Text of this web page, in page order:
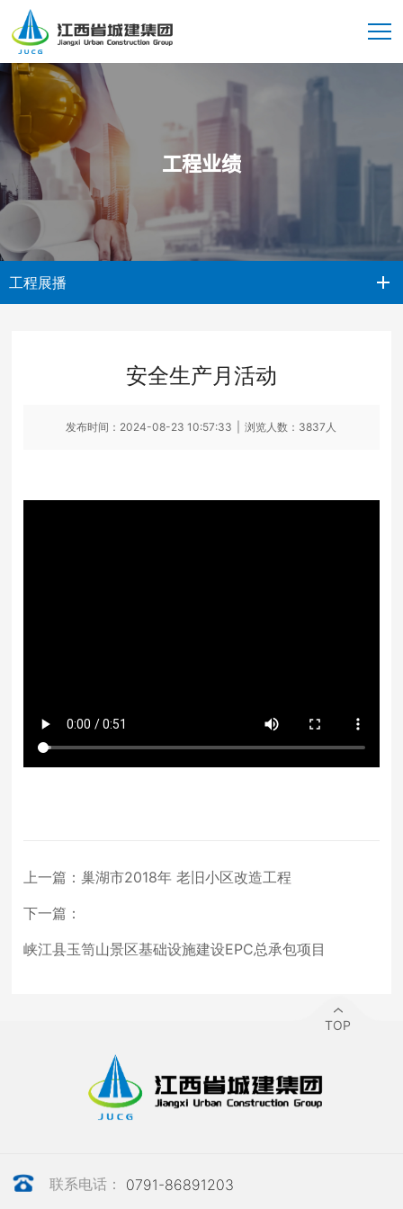
工程业绩
工程展播
安全生产月活动
发布时间：2024-08-23 10:57:33 浏览人数：3837人
上一篇：巢湖市2018年 老旧小区改造工程
下一篇：
峡江县玉笥山景区基础设施建设EPC总承包项目
TOP
联系电话： 0791-86891203